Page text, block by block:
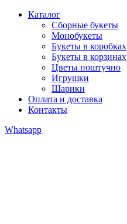
Каталог
Сборные букеты
Монобукеты
Букеты в коробках
Букеты в корзинах
Цветы поштучно
Игрушки
Шарики
Оплата и доставка
Контакты
Whatsapp